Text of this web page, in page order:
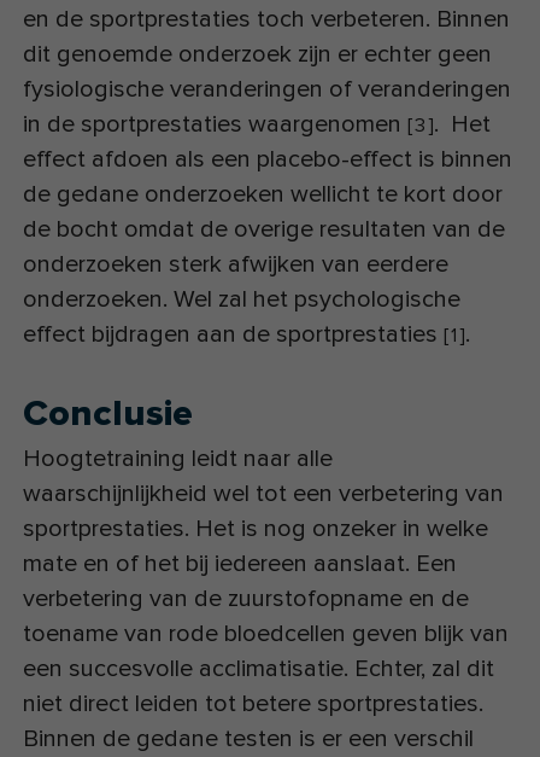
en de sportprestaties toch verbeteren. Binnen
dit genoemde onderzoek zijn er echter geen
fysiologische veranderingen of veranderingen
in de sportprestaties waargenomen [3]. Het
effect afdoen als een placebo-effect is binnen
de gedane onderzoeken wellicht te kort door
de bocht omdat de overige resultaten van de
onderzoeken sterk afwijken van eerdere
onderzoeken. Wel zal het psychologische
effect bijdragen aan de sportprestaties [1].
Conclusie
Hoogtetraining leidt naar alle
waarschijnlijkheid wel tot een verbetering van
sportprestaties. Het is nog onzeker in welke
mate en of het bij iedereen aanslaat. Een
verbetering van de zuurstofopname en de
toename van rode bloedcellen geven blijk van
een succesvolle acclimatisatie. Echter, zal dit
niet direct leiden tot betere sportprestaties.
Binnen de gedane testen is er een verschil